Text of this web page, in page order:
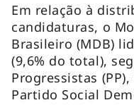
Em relação à
candidaturas, o
Brasileiro (MDB)
(9,6% do total),
Progressistas
Partido Social